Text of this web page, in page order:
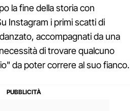
la fine della storia con
Instagram i primi scatti di
accompagnati da una
di trovare qualcuno
da poter correre al suo fianco.